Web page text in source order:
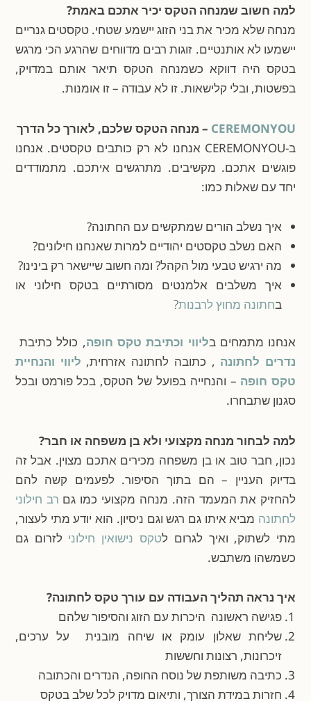
למה חשוב שמנחה הטקס יכיר אתכם באמת?
מנחה שלא מכיר את בני הזוג יישמע שטחי. טקסטים גנריים
יישמעו לא אותנטיים. זוגות רבים מדווחים שהרגע הכי מרגש
בטקס היה דווקא כשמנחה הטקס תיאר אותם במדויק,
בפשטות, ובלי קלישאות. זו לא עבודה – זו אומנות.
CEREMONYOU– מנחה הטקס שלכם, לאורך כל הדרך
ב-CEREMONYOU אנחנו לא רק כותבים טקסטים. אנחנו
פוגשים אתכם. מקשיבים. מתרגשים איתכם. מתמודדים
יחד עם שאלות כמו:
איך נשלב הורים שמתקשים עם החתונה?
האם נשלב טקסטים יהודיים למרות שאנחנו חילונים?
מה ירגיש טבעי מול הקהל? ומה חשוב שיישאר רק בינינו?
איך משלבים אלמנטים מסורתיים בטקס חילוני או
בחתונה מחוץ לרבנות?
אנחנו מתמחים בליווי וכתיבת טקס חופה, כולל כתיבת
נדרים לחתונה, כתובה לחתונה אזרחית, ליווי והנחיית
טקס חופה – והנחייה בפועל של הטקס, בכל פורמט ובכל
סגנון שתבחרו.
למה לבחור מנחה מקצועי ולא בן משפחה או חבר?
נכון, חבר טוב או בן משפחה מכירים אתכם מצוין. אבל זה
בדיוק העניין – הם בתוך הסיפור. לפעמים קשה להם
להחזיק את המעמד הזה. מנחה מקצועי כמו גם רב חילוני
לחתונהמביא איתו גם רגש וגם ניסיון. הוא יודע מתי לעצור,
מתי לשתוק, ואיך לגרום לטקס נישואין חילונילזרום גם
כשמשהו משתבש.
איך נראה תהליך העבודה עם עורך טקס לחתונה?
פגישה ראשונה היכרות עם הזוג והסיפור שלהם
שליחת שאלון עומק או שיחה מובנית על ערכים,
זיכרונות, רצונות וחששות
כתיבה משותפת של נוסח החופה, הנדרים והכתובה
חזרות במידת הצורך, ותיאום מדויק לכל שלב בטקס